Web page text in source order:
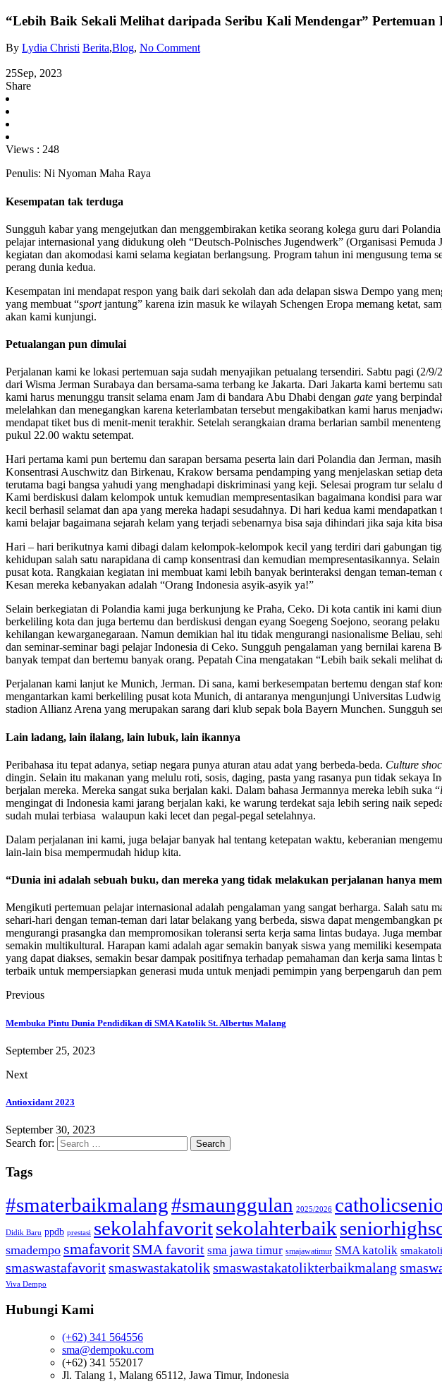
“Lebih Baik Sekali Melihat daripada Seribu Kali Mendengar”
By Lydia Christi Berita,Blog, No Comment
25Sep, 2023
Share
Views : 248
Penulis: Ni Nyoman Maha Raya
Kesempatan tak terduga
Sungguh kabar yang mengejutkan dan menggembirakan ketika seorang kolega guru dari
pelajar internasional yang didukung oleh “Deutsch-Polnisches Jugendwerk” (Organisasi
kegiatan dan akomodasi kami selama kegiatan berlangsung. Program tahun ini mengusung tema
perang dunia kedua.
Kesempatan ini mendapat respon yang baik dari sekolah dan ada delapan siswa Dempo yang
yang membuat “sportjantung” karena izin masuk ke wilayah Schengen Eropa memang ketat,
akan kami kunjungi.
Petualangan pun dimulai
Perjalanan kami ke lokasi pertemuan saja sudah menyajikan petualang tersendiri. Sabtu pagi
dari Wisma Jerman Surabaya dan bersama-sama terbang ke Jakarta. Dari Jakarta kami bertemu
kami harus menunggu transit selama enam Jam di bandara Abu Dhabi dengan gate yang
melelahkan dan menegangkan karena keterlambatan tersebut mengakibatkan kami harus
mendapat tiket bus di menit-menit terakhir. Setelah serangkaian drama berlarian sambil
pukul 22.00 waktu setempat.
Hari pertama kami pun bertemu dan sarapan bersama peserta lain dari Polandia dan Jerman,
Konsentrasi Auschwitz dan Birkenau, Krakow bersama pendamping yang menjelaskan setiap
terutama bagi bangsa yahudi yang menghadapi diskriminasi yang keji. Selesai program tur selalu
Kami berdiskusi dalam kelompok untuk kemudian mempresentasikan bagaimana kondisi para
kecil berhasil selamat dan apa yang mereka hadapi sesudahnya. Di hari kedua kami mendapatkan
kami belajar bagaimana sejarah kelam yang terjadi sebenarnya bisa saja dihindari jika saja kita
Hari – hari berikutnya kami dibagi dalam kelompok-kelompok kecil yang terdiri dari gabungan
kehidupan salah satu narapidana di camp konsentrasi dan kemudian mempresentasikannya.
pusat kota. Rangkaian kegiatan ini membuat kami lebih banyak berinteraksi dengan teman-
Kesan mereka kebanyakan adalah “Orang Indonesia asyik-asyik ya!”
Selain berkegiatan di Polandia kami juga berkunjung ke Praha, Ceko. Di kota cantik ini kami
berkeliling kota dan juga bertemu dan berdiskusi dengan eyang Soegeng Soejono, seorang
kehilangan kewarganegaraan. Namun demikian hal itu tidak mengurangi nasionalisme Beliau,
dan seminar-seminar bagi pelajar Indonesia di Ceko. Sungguh pengalaman yang bernilai
banyak tempat dan bertemu banyak orang. Pepatah Cina mengatakan “Lebih baik sekali
Perjalanan kami lanjut ke Munich, Jerman. Di sana, kami berkesempatan bertemu dengan staf
mengantarkan kami berkeliling pusat kota Munich, di antaranya mengunjungi Universitas
stadion Allianz Arena yang merupakan sarang dari klub sepak bola Bayern Munchen. Sungguh
Lain ladang, lain ilalang, lain lubuk, lain ikannya
Peribahasa itu tepat adanya, setiap negara punya aturan atau adat yang berbeda-beda. Culture
dingin. Selain itu makanan yang melulu roti, sosis, daging, pasta yang rasanya pun tidak
berjalan mereka. Mereka sangat suka berjalan kaki. Dalam bahasa Jermannya mereka lebih suka “
mengingat di Indonesia kami jarang berjalan kaki, ke warung terdekat saja lebih sering naik
sudah mulai terbiasa walaupun kaki lecet dan pegal-pegal setelahnya.
Dalam perjalanan ini kami, juga belajar banyak hal tentang ketepatan waktu, keberanian
lain-lain bisa mempermudah hidup kita.
“Dunia ini adalah sebuah buku, dan mereka yang tidak melakukan perjalanan hanya
Mengikuti pertemuan pelajar internasional adalah pengalaman yang sangat berharga. Salah
sehari-hari dengan teman-teman dari latar belakang yang berbeda, siswa dapat
mengurangi prasangka dan mempromosikan toleransi serta kerja sama lintas budaya. Juga
semakin multikultural. Harapan kami adalah agar semakin banyak siswa yang memiliki
yang dapat diakses, semakin besar dampak positifnya terhadap pemahaman dan kerja sama
terbaik untuk mempersiapkan generasi muda untuk menjadi pemimpin yang berpengaruh dan
Previous
Membuka Pintu Dunia Pendidikan di SMA Katolik St. Albertus Malang
September 25, 2023
Next
Antioxidant 2023
September 30, 2023
Search for:
Tags
#smaterbaikmalang#smaunggulan 2025/2026
Didik Baru ppdb prestasi sekolahfavoritsekolahterbaik
smadempo smafavorit SMA favorit sma jawa timur smajawatimur SMA katolik
smaswastafavoritsmaswastakatoliksmaswastakatolikterbaikmalang
Viva Dempo
Hubungi Kami
(+62) 341 564556
sma@dempoku.com
(+62) 341 552017
Jl. Talang 1, Malang 65112, Jawa Timur, Indonesia